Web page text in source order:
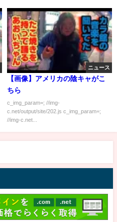
ニュース
【画像】アメリカの陰キャがこ
ちら
c_img_param=; //img-
c.net/output/site/202.js c_img_param=;
//img-c.net...